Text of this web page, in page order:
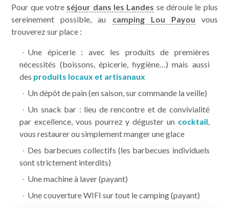
Pratique
Camping pas cher
Pour que votre séjour dans les Landes se déroule le plus
sereinement possible, au camping Lou Payou vous
trouverez sur place :
Une épicerie : avec les produits de premières
nécessités (boissons, épicerie, hygiène…) mais aussi
des produits locaux et artisanaux
Un dépôt de pain (en saison, sur commande la veille)
Un snack bar : lieu de rencontre et de convivialité
par excellence, vous pourrez y déguster un cocktail,
vous restaurer ou simplement manger une glace
Des barbecues collectifs (les barbecues individuels
sont strictement interdits)
Une machine à laver (payant)
Une couverture WIFI sur tout le camping (payant)